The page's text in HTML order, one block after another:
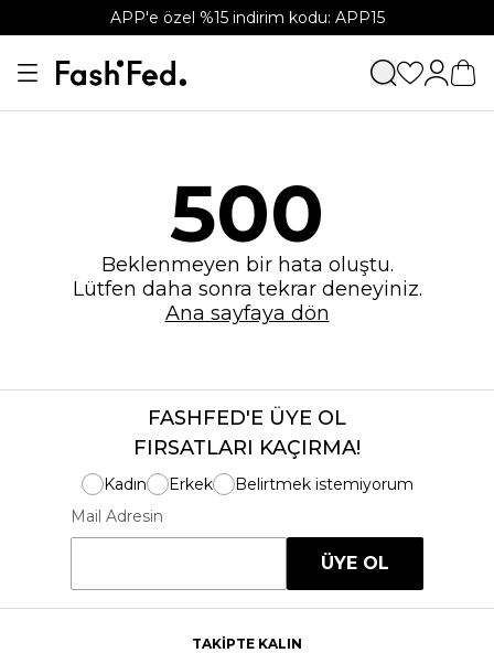
APP'e özel %15 indirim kodu: APP15
500
Beklenmeyen bir hata oluştu.
Lütfen daha sonra tekrar deneyiniz.
Ana sayfaya dön
FASHFED'E ÜYE OL
FIRSATLARI KAÇIRMA!
Kadın Erkek
Belirtmek istemiyorum
Mail Adresin
ÜYE OL
TAKİPTE KALIN